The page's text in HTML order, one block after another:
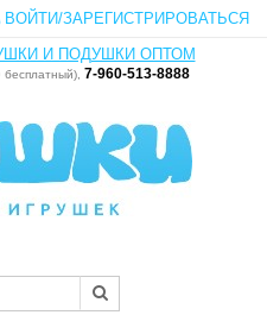
ВОЙТИ/ЗАРЕГИСТРИРОВАТЬСЯ
И ПОДУШКИ ОПТОМ
7-960-513-8888